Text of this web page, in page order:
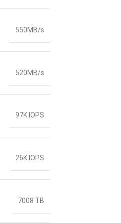
550MB/s
520MB/s
97K IOPS
26K IOPS
7008 TB